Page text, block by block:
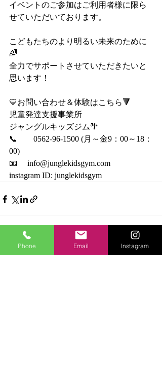
イベントのご参加はご利用者様に限ら
せていただいております。
こどもたちのより明るい未来のために
🌈
全力でサポートさせていただきたいと
思います！
💛お問い合わせ＆体験はこちら🔻
児童発達支援事業所
ジャングルキッズジム🌴
📞　　0562-96-1500 (月～金9：00～18：
00)
📧　 info@junglekidsgym.com
instagram ID: junglekidsgym
最新記事 すべて表示
Phone Email Instagram